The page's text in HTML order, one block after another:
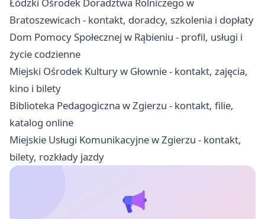
Łódzki Ośrodek Doradztwa Rolniczego w
Bratoszewicach - kontakt, doradcy, szkolenia i dopłaty
Dom Pomocy Społecznej w Rąbieniu - profil, usługi i
życie codzienne
Miejski Ośrodek Kultury w Głownie - kontakt, zajęcia,
kino i bilety
Biblioteka Pedagogiczna w Zgierzu - kontakt, filie,
katalog online
Miejskie Usługi Komunikacyjne w Zgierzu - kontakt,
bilety, rozkłady jazdy